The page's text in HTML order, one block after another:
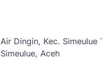
Air Dingin, Kec. Simeulue
Simeulue, Aceh